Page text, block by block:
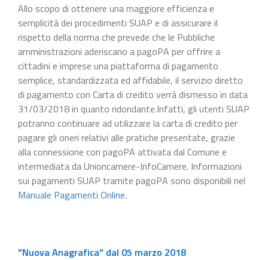
Allo scopo di ottenere una maggiore efficienza e
semplicità dei procedimenti SUAP e di assicurare il
rispetto della norma che prevede che le Pubbliche
amministrazioni aderiscano a pagoPA per offrire a
cittadini e imprese una piattaforma di pagamento
semplice, standardizzata ed affidabile, il servizio diretto
di pagamento con Carta di credito verrà dismesso in data
31/03/2018 in quanto ridondante.Infatti, gli utenti SUAP
potranno continuare ad utilizzare la carta di credito per
pagare gli oneri relativi alle pratiche presentate, grazie
alla connessione con pagoPA attivata dal Comune e
intermediata da Unioncamere-InfoCamere. Informazioni
sui pagamenti SUAP tramite pagoPA sono disponibili nel
Manuale Pagamenti Online.
"Nuova Anagrafica" dal 05 marzo 2018